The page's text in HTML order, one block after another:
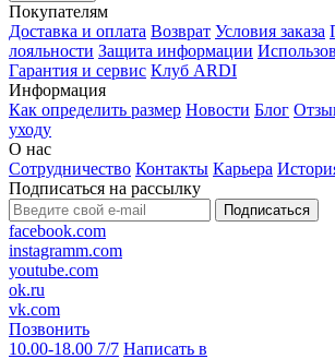
Покупателям
Доставка и оплата Возврат Условия заказа
лояльности Защита информации
Гарантия и сервис Клуб ARDI
Информация
Как определить размер Новости Блог
уходу
О нас
Сотрудничество Контакты Карьера
Подписаться на рассылку
Подписаться
facebook.com
instagramm.com
youtube.com
ok.ru
vk.com
Позвонить
10.00-18.00 7/7 Написать в